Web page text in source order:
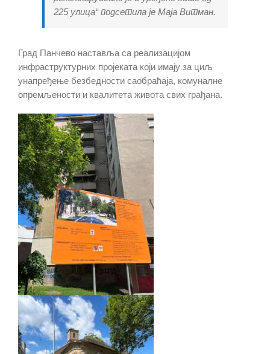
225 улица“ подсетила је Маја Витман.
Град Панчево наставља са реализацијом
инфраструктурних пројеката који имају за циљ
унапређење безбедности саобраћаја, комуналне
опремљености и квалитета живота свих грађана.